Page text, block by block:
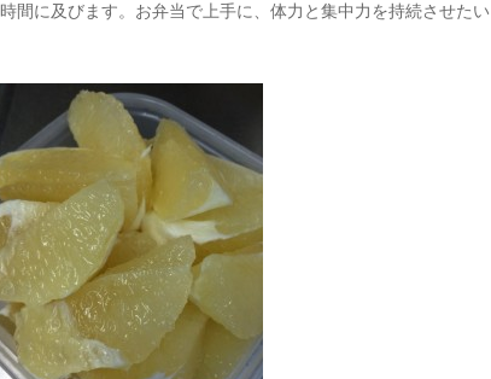
間に及びます。お弁当で上手に、体力と集中力を持続させたい